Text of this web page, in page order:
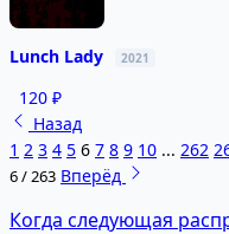
Lunch Lady 2021
120 ₽
Назад
1 2 3 4 5 6 7 8 9 10 ... 262
6 / 263 Вперёд
Когда следующая